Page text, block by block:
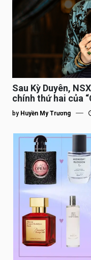
Sau Kỳ Duyên,
chính thứ hai của
by Huyền My Trương